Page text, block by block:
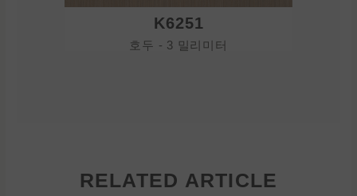
K6251
호두 - 3 밀리미터
RELATED ARTICLE